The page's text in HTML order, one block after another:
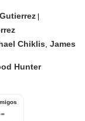
|
Chiklis ,James
Hunter